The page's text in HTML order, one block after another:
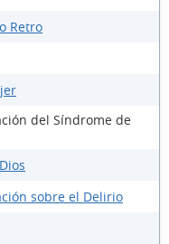
Retro
del Síndrome de
sobre el Delirio